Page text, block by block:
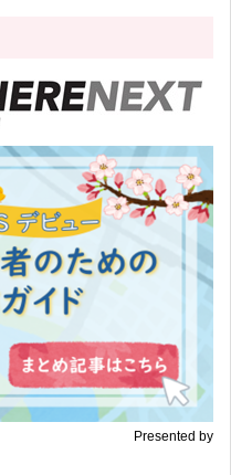
Presented by